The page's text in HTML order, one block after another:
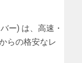
ー) は、高速・
らの格安なレ